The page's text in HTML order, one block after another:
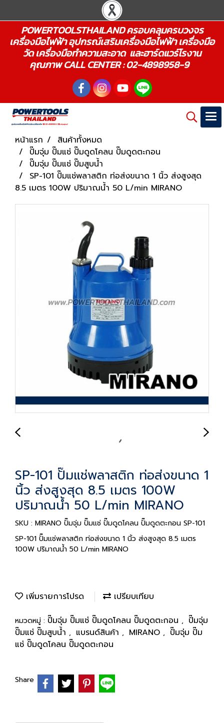
POWERTOOLSTHAILAND ครอบคลุมครบวงจร
เครื่องมือไฟฟ้า อุปกรณ์เสริมเครื่องมือไฟฟ้า เครื่องมือ
วัด เครื่องมือทำความสะอาด และฮาร์ดแวร์โรงาน
คุณภาพ CALL CENTER : 02-4898958-9
หน้าแรก
สินค้าทั้งหมด
ปั๊มจุ่ม ปั๊มแช่ ปั๊มดูดโคลน ปั๊มดูดตะกอน
ปั๊มจุ่ม ปั๊มแช่ ปั๊มสูบน้ำ
SP-101 ปั๊มแช่พลาสติก ท่อส่งขนาด 1 นิ้ว ส่งสูงสุด
8.5 เมตร 100W ปริมาณน้ำ 50 L/min MIRANO
SP-101 ปั๊มแช่พลาสติก ท่อส่งขนาด 1
นิ้ว ส่งสูงสุด 8.5 เมตร 100W
ปริมาณน้ำ 50 L/min MIRANO
SKU : MIRANO ปั๊มจุ่ม ปั๊มแช่ ปั๊มดูดโคลน ปั๊มดูดตะกอน SP-101
SP-101 ปั๊มแช่พลาสติก ท่อส่งขนาด 1 นิ้ว ส่งสูงสุด 8.5 เมตร
100W ปริมาณน้ำ 50 L/min MIRANO
เพิ่มรายการโปรด เปรียบเทียบ
หมวดหมู่ : ปั๊มจุ่ม ปั๊มแช่ ปั๊มดูดโคลน ปั๊มดูดตะกอน , ปั๊มจุ่ม
ปั๊มแช่ ปั๊มสูบน้ำ , แบรนด์สินค้า , MIRANO , ปั๊มจุ่ม ปั๊ม
แช่ ปั๊มดูดโคลน ปั๊มดูดตะกอน
Share